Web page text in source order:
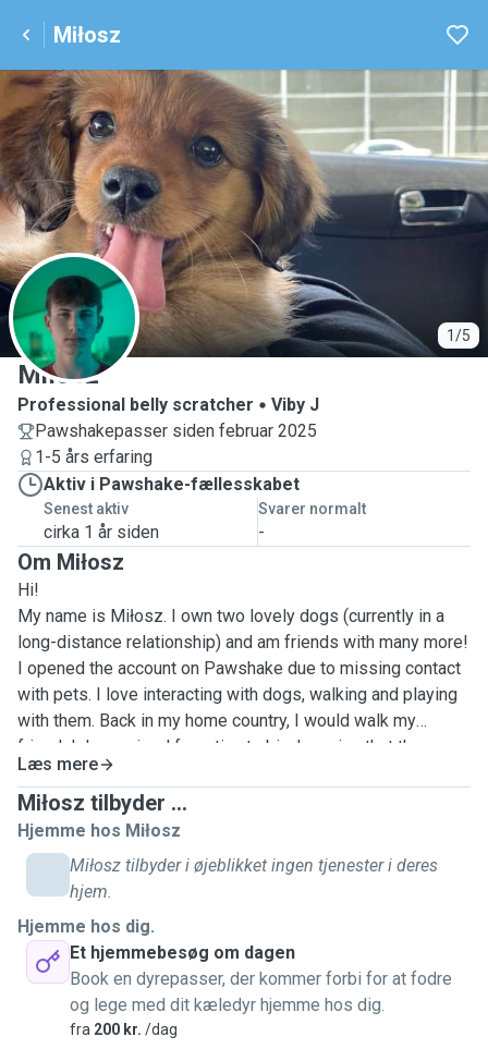
Miłosz
1/5
M
Miłosz
Professional belly scratcher
Viby J
Pawshakepasser siden februar 2025
1-5 års erfaring
Aktiv i Pawshake-fællesskabet
Senest aktiv
cirka 1 år siden
Svarer normalt
-
Om Miłosz
Hi!
My name is Miłosz. I own two lovely dogs (currently in a
long-distance relationship) and am friends with many more!
I opened the account on Pawshake due to missing contact
with pets. I love interacting with dogs, walking and playing
with them. Back in my home country, I would walk my
friends' dogs, sized from tiny to big, knowing that the
owners do not always have the time to spend with their
companions due to busy schedules. (besides walking my
dogs ofc) I have also walked dogs from dog shelters,
trying to lighten up the pet's day. (worked out every time)
I am friendly, patient, and full of positive energy. Knowing
how much most dogs like it, I LOVE to scratch their bellies.
I will be happy to help you with caring for your animal and I
will very much appreciate the trust if you let me spend time
with it. I know how important family member such a dog is,
so I am also cautious regarding any sort of danger the dog
may encounter in the open.
Læs mere
Miłosz tilbyder ...
Hjemme hos Miłosz
Miłosz tilbyder i øjeblikket ingen tjenester i deres
hjem.
Hjemme hos dig.
Et hjemmebesøg om dagen
Book en dyrepasser, der kommer forbi for at fodre
og lege med dit kæledyr hjemme hos dig.
fra 200 kr. /dag